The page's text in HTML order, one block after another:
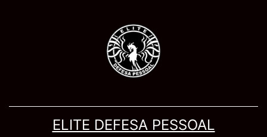
ELITE DEFESA PESSOAL